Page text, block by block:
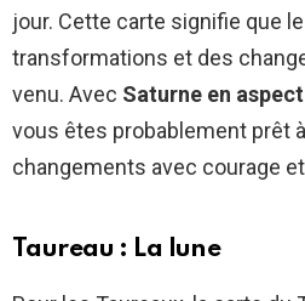
jour. Cette carte signifie que
transformations et des
venu. Avec Saturne en
vous êtes probablement prêt
changements avec courage
Taureau : La lune